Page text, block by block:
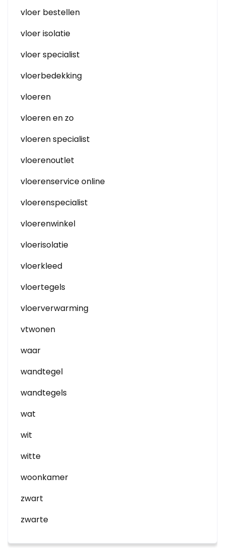
vloer bestellen
vloer isolatie
vloer specialist
vloerbedekking
vloeren
vloeren en zo
vloeren specialist
vloerenoutlet
vloerenservice online
vloerenspecialist
vloerenwinkel
vloerisolatie
vloerkleed
vloertegels
vloerverwarming
vtwonen
waar
wandtegel
wandtegels
wat
wit
witte
woonkamer
zwart
zwarte